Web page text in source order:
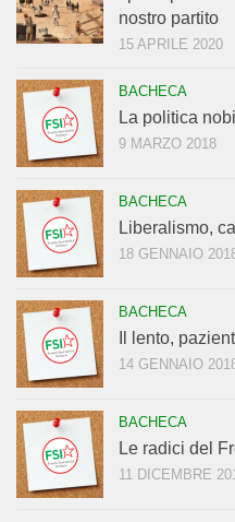
nostro partito
15 APRILE 2020
BACHECA
La politica
9 MARZO 2018
BACHECA
Liberalismo,
18 GENNAIO
BACHECA
Il lento,
14 GENNAIO
BACHECA
Le radici del
11 DICEMBRE